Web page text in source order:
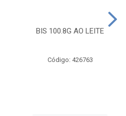
BIS 100.8G AO LEITE
Código: 426763